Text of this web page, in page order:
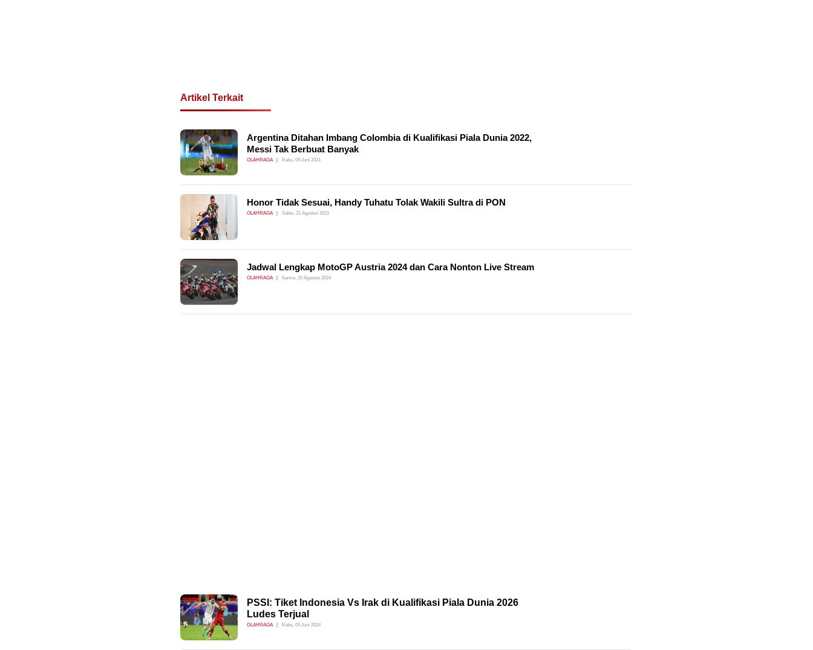
Artikel Terkait
Argentina Ditahan Imbang Colombia di Kualifikasi Piala Dunia 2022,
Messi Tak Berbuat Banyak
OLAHRAGA Rabu, 09 Juni 2021
Honor Tidak Sesuai, Handy Tuhatu Tolak Wakili Sultra di PON
OLAHRAGA Sabtu, 21 Agustus 2021
Jadwal Lengkap MotoGP Austria 2024 dan Cara Nonton Live Stream
OLAHRAGA Kamis, 15 Agustus 2024
PSSI: Tiket Indonesia Vs Irak di Kualifikasi Piala Dunia 2026
Ludes Terjual
OLAHRAGA Rabu, 05 Juni 2024